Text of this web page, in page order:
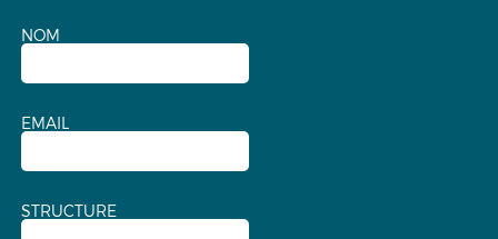
NOM
EMAIL
STRUCTURE